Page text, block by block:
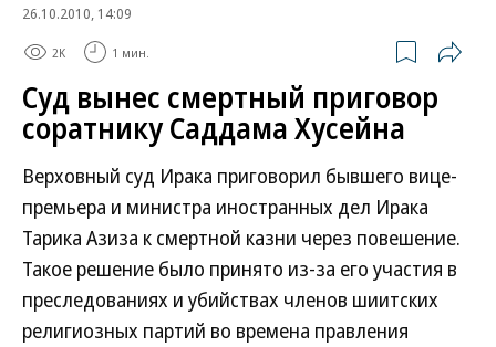
26.10.2010, 14:09
2K 1 мин.
Суд вынес смертный приговор
соратнику Саддама Хусейна
Верховный суд Ирака приговорил бывшего вице-
премьера и министра иностранных дел Ирака
Тарика Азиза к смертной казни через повешение.
Такое решение было принято из-за его участия в
преследованиях и убийствах членов шиитских
религиозных партий во времена правления